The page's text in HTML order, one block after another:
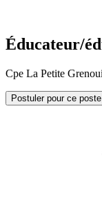
Éducateur/
Cpe La Petite
Postuler pour ce poste